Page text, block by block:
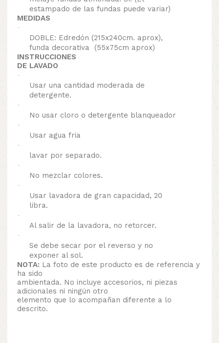
estampado de las fundas puede variar)
MEDIDAS
·
DOBLE: Edredón (215x240cm. aprox),
funda decorativa (55x75cm aprox)
INSTRUCCIONES
DE LAVADO
·
Usar una cantidad moderada de
detergente.
·
No usar cloro o detergente blanqueador
·
Usar agua fria
·
lavar por separado.
·
No mezclar colores.
·
Usar lavadora de gran capacidad, 20
libra.
·
Al salir de la lavadora, no retorcer.
·
Se debe secar por el reverso y no
exponer al sol.
NOTA: La foto de este producto es de referencia y
ha sido
ambientada. No incluye accesorios, ni piezas
adicionales ni ningún otro
elemento que lo acompañan diferente a lo
descrito.